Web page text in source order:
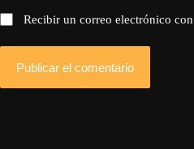
Recibir un correo electrónico
Publicar el comentario